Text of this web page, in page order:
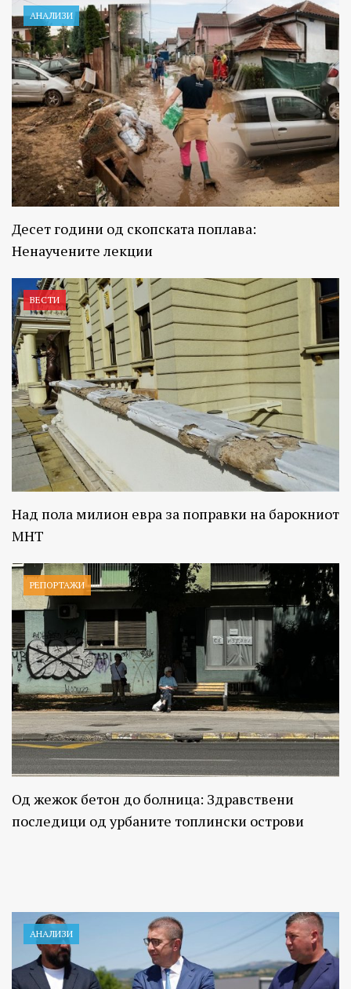
АНАЛИЗИ
Десет години од скопската поплава:
Ненаучените лекции
ВЕСТИ
Над пола милион евра за поправки на барокниот
МНТ
РЕПОРТАЖИ
Од жежок бетон до болница: Здравствени
последици од урбаните топлински острови
АНАЛИЗИ